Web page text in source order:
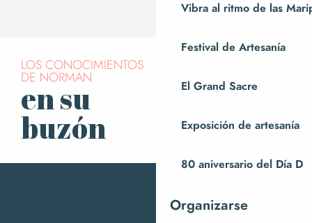
Vibra al ritmo de las
Festival de Artesanía
El Grand Sacre
Exposición de artesanía
80 aniversario del Día D
Organizarse
LOS CONOCIMIENTOS
DE NORMAN
en su
buzón